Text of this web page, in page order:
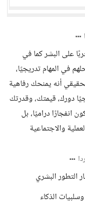
على البشر كما في
في المهام تدريجيًا،
أنه يمنحك رفاهية
دورك، قيمتك، وقدرتك
انفجارًا دراميًا، بل
والاجتماعية
الذكاء